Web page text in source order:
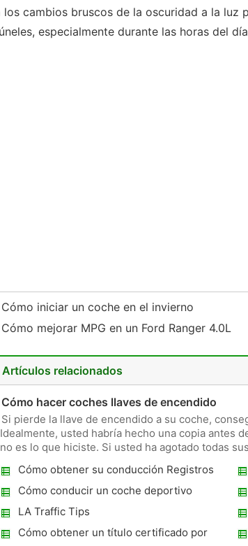
los cambios bruscos de la oscuridad a la luz
especialmente durante las horas del
Cómo iniciar un coche en el invierno
Cómo mejorar MPG en un Ford Ranger 4.0L
Artículos relacionados
Cómo hacer coches llaves de encendido
Si pierde la llave de encendido a su coche,
Idealmente, usted habría hecho una copia antes
no es lo que hiciste. Si usted ha agotado todas
Cómo obtener su conducción Registros
Cómo conducir un coche deportivo
LA Traffic Tips
Cómo obtener un título certificado por